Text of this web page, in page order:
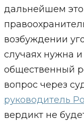
дальнейшем это
возбуждении
случаях нужна
общественный
вопрос через
руководитель
вердикт не